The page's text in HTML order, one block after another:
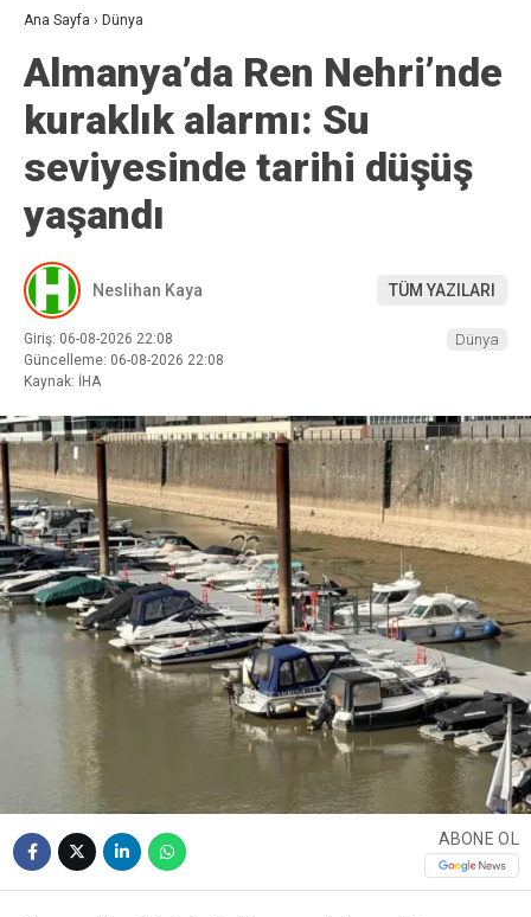
Ana Sayfa › Dünya
Almanya’da Ren Nehri’nde
kuraklık alarmı: Su
seviyesinde tarihi düşüş
yaşandı
Neslihan Kaya TÜM YAZILARI
Giriş: 06-08-2026 22:08
Güncelleme: 06-08-2026 22:08
Kaynak: İHA
Dünya
ABONE OL